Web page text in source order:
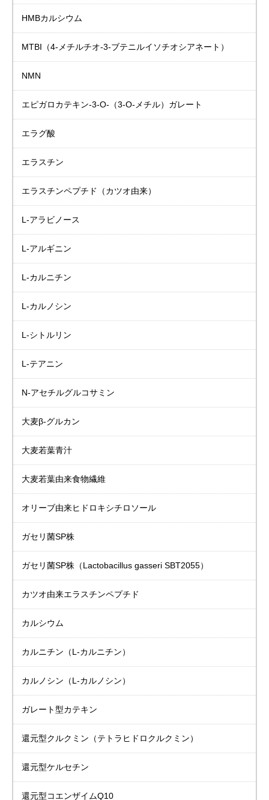
HMBカルシウム
MTBI （4-メチルチオ-3-ブテニルイソチオシアネート）
NMN
エピガロカテキン-3-Ο-（3-Ο-メチル）ガレート
エラグ酸
エラスチン
エラスチンペプチド （カツオ由来）
L-アラビノース
L-アルギニン
L-カルニチン
L-カルノシン
L-シトルリン
L-テアニン
N-アセチルグルコサミン
大麦β-グルカン
大麦若葉青汁
大麦若葉由来食物繊維
オリーブ由来ヒドロキシチロソール
ガセリ菌SP株
ガセリ菌SP株 （Lactobacillus gasseri SBT2055）
カツオ由来エラスチンペプチド
カルシウム
カルニチン （L-カルニチン）
カルノシン （L-カルノシン）
ガレート型カテキン
還元型クルクミン（テトラヒドロクルクミン）
還元型ケルセチン
還元型コエンザイムQ10